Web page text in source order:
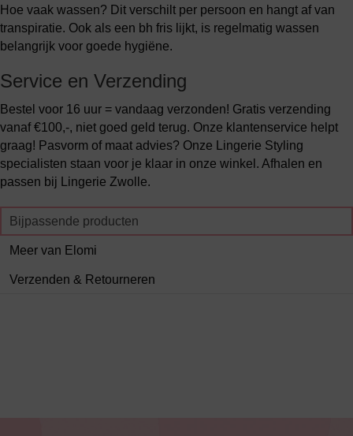
Hoe vaak wassen? Dit verschilt per persoon en hangt af van
transpiratie. Ook als een bh fris lijkt, is regelmatig wassen
belangrijk voor goede hygiëne.
Service en Verzending
Bestel voor 16 uur = vandaag verzonden! Gratis verzending
vanaf €100,-, niet goed geld terug. Onze klantenservice helpt
graag! Pasvorm of maat advies? Onze Lingerie Styling
specialisten staan voor je klaar in onze winkel. Afhalen en
passen bij Lingerie Zwolle.
Bijpassende producten
Meer van Elomi
Verzenden & Retourneren